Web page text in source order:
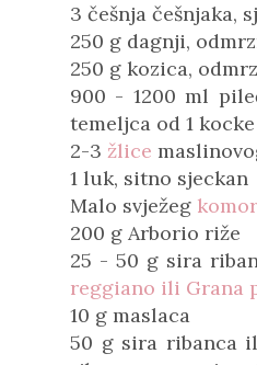
3 češnja češnjaka,
250 g dagnji,
250 g kozica,
900 - 1200 ml
temeljca od 1 kocke
2-3 žlice
1 luk, sitno sjeckan
Malo svježeg
200 g Arborio riže
25 - 50 g sira
reggiano ili Grana
10 g maslaca
50 g sira ribanca